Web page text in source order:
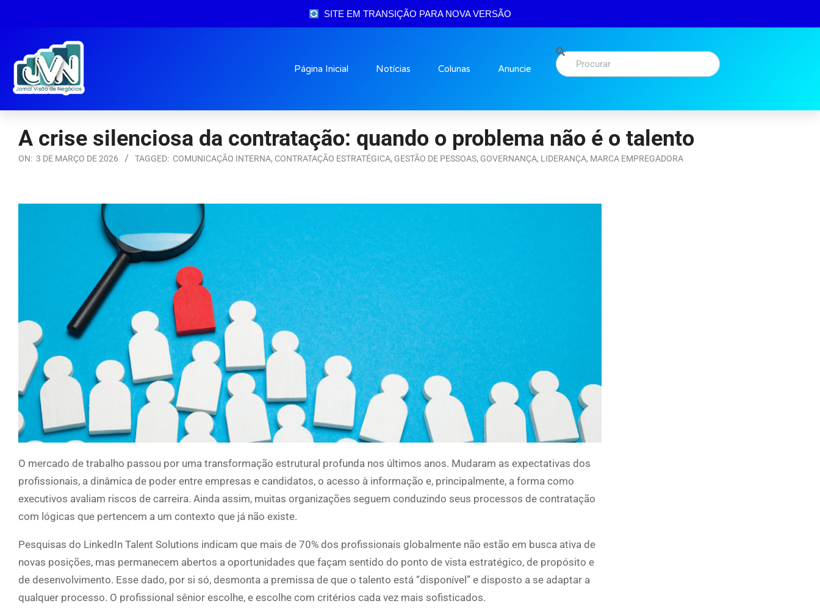
SITE EM TRANSIÇÃO PARA NOVA VERSÃO
Página Inicial Notícias Colunas Anuncie
A crise silenciosa da contratação: quando o problema não é o talento
ON: 3 DE MARÇO DE 2026 TAGGED: COMUNICAÇÃO INTERNA, CONTRATAÇÃO ESTRATÉGICA, GESTÃO DE PESSOAS, GOVERNANÇA, LIDERANÇA, MARCA EMPREGADORA
O mercado de trabalho passou por uma transformação estrutural profunda nos últimos anos. Mudaram as expectativas dos
profissionais, a dinâmica de poder entre empresas e candidatos, o acesso à informação e, principalmente, a forma como
executivos avaliam riscos de carreira. Ainda assim, muitas organizações seguem conduzindo seus processos de contratação
com lógicas que pertencem a um contexto que já não existe.
Pesquisas do LinkedIn Talent Solutions indicam que mais de 70% dos profissionais globalmente não estão em busca ativa de
novas posições, mas permanecem abertos a oportunidades que façam sentido do ponto de vista estratégico, de propósito e
de desenvolvimento. Esse dado, por si só, desmonta a premissa de que o talento está “disponível” e disposto a se adaptar a
qualquer processo. O profissional sênior escolhe, e escolhe com critérios cada vez mais sofisticados.